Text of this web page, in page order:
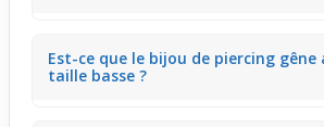
zone du ventre. Porté avec un haut
ajoute une touche de couleur
Est-ce que le bijou de piercing gêne
taille basse ?